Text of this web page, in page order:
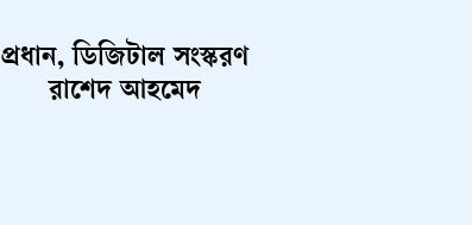
প্রধান, ডিজিটাল সংস্করণ
রাশেদ আহমেদ